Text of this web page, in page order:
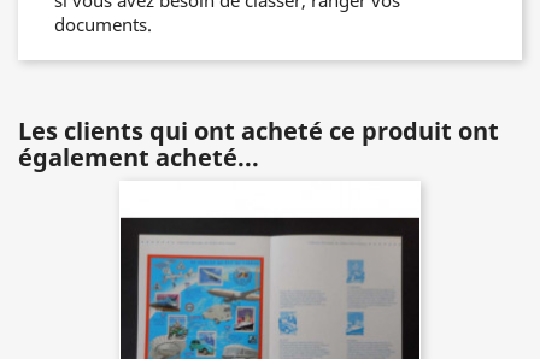
documents.
Les clients qui ont acheté ce produit ont
également acheté...